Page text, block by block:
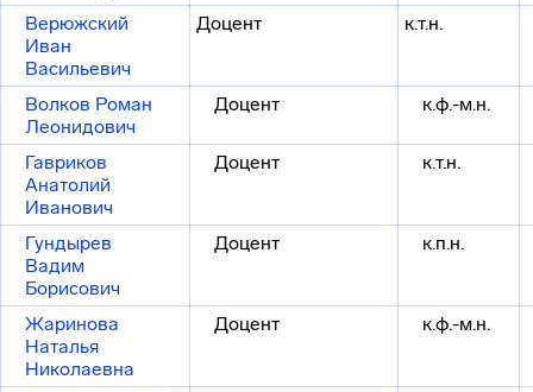
Верюжский
Иван
Васильевич
Доцент к.т.н.
Волков Роман
Леонидович
Доцент к.ф.-м.н.
Гавриков
Анатолий
Иванович
Доцент к.т.н.
Гундырев
Вадим
Борисович
Доцент к.п.н.
Жаринова
Наталья
Николаевна
Доцент к.ф.-м.н.